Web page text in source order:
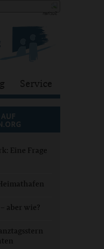
Service
Eine Frage
aber wie?